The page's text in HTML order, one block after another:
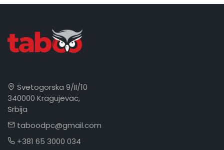
Svetogorska 9/II/10
340000 Kragujevac,
Srbija
taboodpc@gmail.com
+381 65 3000 034